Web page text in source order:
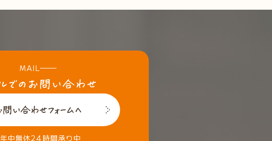
MAIL
年中無休24時間承り中